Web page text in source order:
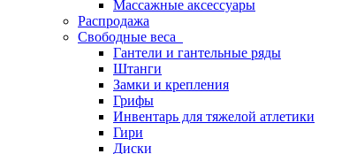
Массажные аксессуары
Распродажа
Свободные веса
Гантели и гантельные ряды
Штанги
Замки и крепления
Грифы
Инвентарь для тяжелой атлетики
Гири
Диски